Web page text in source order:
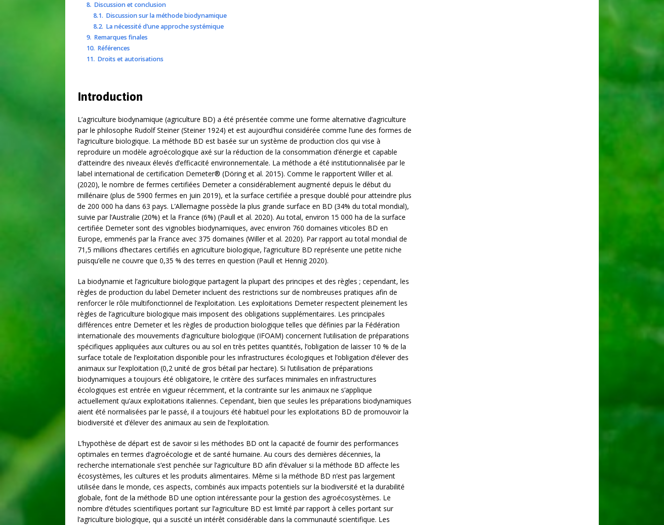
8. Discussion et conclusion
8.1. Discussion sur la méthode biodynamique
8.2. La nécessité d’une approche systémique
9. Remarques finales
10. Références
11. Droits et autorisations
Introduction
L’agriculture biodynamique (agriculture BD) a été présentée comme une forme alternative d’agriculture
par le philosophe Rudolf Steiner (Steiner 1924) et est aujourd’hui considérée comme l’une des formes de
l’agriculture biologique. La méthode BD est basée sur un système de production clos qui vise à
reproduire un modèle agroécologique axé sur la réduction de la consommation d’énergie et capable
d’atteindre des niveaux élevés d’efficacité environnementale. La méthode a été institutionnalisée par le
label international de certification Demeter® (Döring et al. 2015). Comme le rapportent Willer et al.
(2020), le nombre de fermes certifiées Demeter a considérablement augmenté depuis le début du
millénaire (plus de 5900 fermes en juin 2019), et la surface certifiée a presque doublé pour atteindre plus
de 200 000 ha dans 63 pays. L’Allemagne possède la plus grande surface en BD (34% du total mondial),
suivie par l’Australie (20%) et la France (6%) (Paull et al. 2020). Au total, environ 15 000 ha de la surface
certifiée Demeter sont des vignobles biodynamiques, avec environ 760 domaines viticoles BD en
Europe, emmenés par la France avec 375 domaines (Willer et al. 2020). Par rapport au total mondial de
71,5 millions d’hectares certifiés en agriculture biologique, l’agriculture BD représente une petite niche
puisqu’elle ne couvre que 0,35 % des terres en question (Paull et Hennig 2020).
La biodynamie et l’agriculture biologique partagent la plupart des principes et des règles ; cependant, les
règles de production du label Demeter incluent des restrictions sur de nombreuses pratiques afin de
renforcer le rôle multifonctionnel de l’exploitation. Les exploitations Demeter respectent pleinement les
règles de l’agriculture biologique mais imposent des obligations supplémentaires. Les principales
différences entre Demeter et les règles de production biologique telles que définies par la Fédération
internationale des mouvements d’agriculture biologique (IFOAM) concernent l’utilisation de préparations
spécifiques appliquées aux cultures ou au sol en très petites quantités, l’obligation de laisser 10 % de la
surface totale de l’exploitation disponible pour les infrastructures écologiques et l’obligation d’élever des
animaux sur l’exploitation (0,2 unité de gros bétail par hectare). Si l’utilisation de préparations
biodynamiques a toujours été obligatoire, le critère des surfaces minimales en infrastructures
écologiques est entrée en vigueur récemment, et la contrainte sur les animaux ne s’applique
actuellement qu’aux exploitations italiennes. Cependant, bien que seules les préparations biodynamiques
aient été normalisées par le passé, il a toujours été habituel pour les exploitations BD de promouvoir la
biodiversité et d’élever des animaux au sein de l’exploitation.
L’hypothèse de départ est de savoir si les méthodes BD ont la capacité de fournir des performances
optimales en termes d’agroécologie et de santé humaine. Au cours des dernières décennies, la
recherche internationale s’est penchée sur l’agriculture BD afin d’évaluer si la méthode BD affecte les
écosystèmes, les cultures et les produits alimentaires. Même si la méthode BD n’est pas largement
utilisée dans le monde, ces aspects, combinés aux impacts potentiels sur la biodiversité et la durabilité
globale, font de la méthode BD une option intéressante pour la gestion des agroécosystèmes. Le
nombre d’études scientifiques portant sur l’agriculture BD est limité par rapport à celles portant sur
l’agriculture biologique, qui a suscité un intérêt considérable dans la communauté scientifique. Les